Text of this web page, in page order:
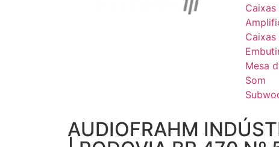
Caixas
Caixas
Mesa
Som
AUDIOFRAHM